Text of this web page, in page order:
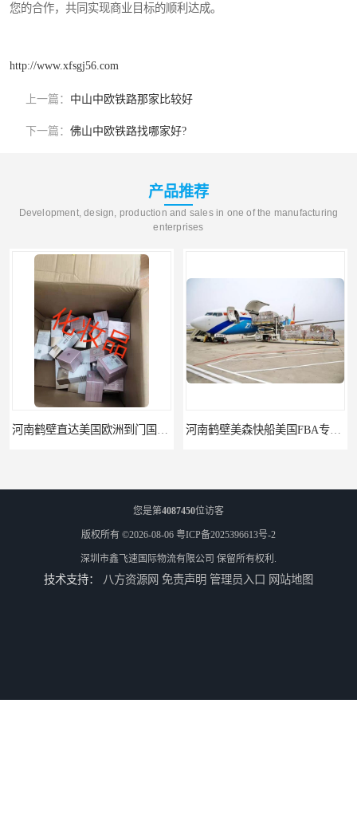
您的合作，共同实现商业目标的顺利达成。
http://www.xfsgj56.com
上一篇： 中山中欧铁路那家比较好
下一篇： 佛山中欧铁路找哪家好?
产品推荐
Development, design, production and sales in one of the manufacturing
enterprises
您是第4087450位访客
版权所有 ©2026-08-06 粤ICP备2025396613号-2
深圳市鑫飞速国际物流有限公司 保留所有权利.
技术支持： 八方资源网 免责声明 管理员入口 网站地图